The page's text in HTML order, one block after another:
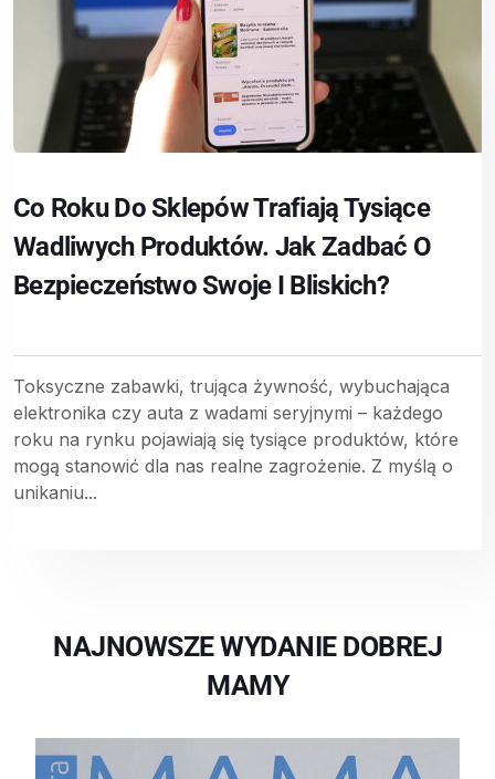
Co Roku Do Sklepów Trafiają Tysiące
Wadliwych Produktów. Jak Zadbać O
Bezpieczeństwo Swoje I Bliskich?
Toksyczne zabawki, trująca żywność, wybuchająca
elektronika czy auta z wadami seryjnymi – każdego
roku na rynku pojawiają się tysiące produktów, które
mogą stanowić dla nas realne zagrożenie. Z myślą o
unikaniu...
NAJNOWSZE WYDANIE DOBREJ
MAMY